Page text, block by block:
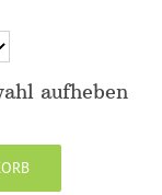
aufheben